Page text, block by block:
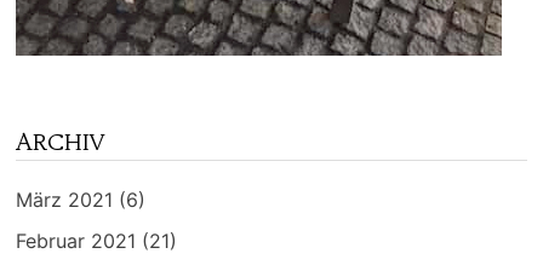
ARCHIV
März 2021 (6)
Februar 2021 (21)